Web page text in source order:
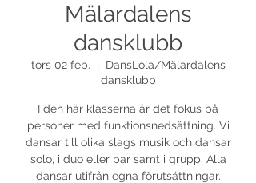
Mälardalens
dansklubb
tors 02 feb.
DansLola/Mälardalens
dansklubb
I den här klasserna är det fokus på
personer med funktionsnedsättning. Vi
dansar till olika slags musik och dansar
solo, i duo eller par samt i grupp. Alla
dansar utifrån egna förutsättningar.